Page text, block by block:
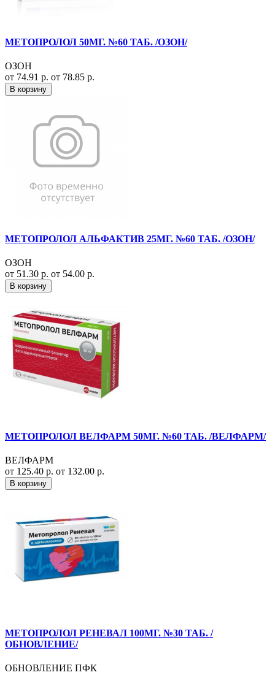
МЕТОПРОЛОЛ 50МГ. №60 ТАБ. /ОЗОН/
ОЗОН
от 74.91 р. от 78.85 р.
В корзину
МЕТОПРОЛОЛ АЛЬФАКТИВ 25МГ. №60 ТАБ. /ОЗОН/
ОЗОН
от 51.30 р. от 54.00 р.
В корзину
МЕТОПРОЛОЛ ВЕЛФАРМ 50МГ. №60 ТАБ. /ВЕЛФАРМ/
ВЕЛФАРМ
от 125.40 р. от 132.00 р.
В корзину
МЕТОПРОЛОЛ РЕНЕВАЛ 100МГ. №30 ТАБ. /
ОБНОВЛЕНИЕ/
ОБНОВЛЕНИЕ ПФК